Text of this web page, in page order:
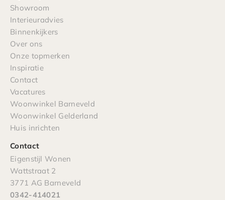
Showroom
Interieuradvies
Binnenkijkers
Over ons
Onze topmerken
Inspiratie
Contact
Vacatures
Woonwinkel Barneveld
Woonwinkel Gelderland
Huis inrichten
Contact
Eigenstijl Wonen
Wattstraat 2
3771 AG Barneveld
0342-414021